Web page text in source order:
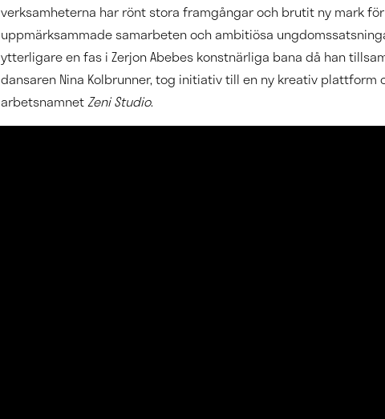
verksamheterna har rönt stora framgångar och brutit ny mark
uppmärksammade samarbeten och ambitiösa
ytterligare en fas i Zerjon Abebes konstnärliga bana då han
dansaren Nina Kolbrunner, tog initiativ till en ny kreativ plattform
arbetsnamnetZeni Studio.